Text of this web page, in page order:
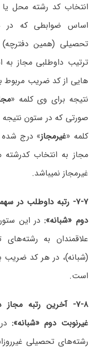
انتخاب کد رشته محل
اساس ضوابطی که در
تحصیلی (همین
ترتیب داوطلبی مجاز
هایی از کد ضریب مربوط
نتیجه برای وی کلمه «
صورتی که در ستون نتیجه
کلمه «غیرمجاز» درج شده
مجاز به انتخاب
غیرمجاز نمیباشد.
۷-۷- رتبه داوطلب در
دوم «شبانه»: در این
علاقمندان به
(شبانه)، در هر کد ضریب
است.
۷-۸-
آخرین رتبه مجاز
غیرنوبت دوم «شبانه»:
رشته‌های تحصیلی